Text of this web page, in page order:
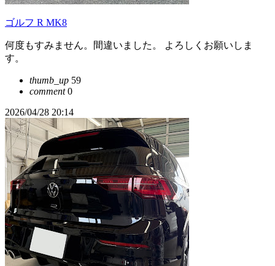
ゴルフ R MK8
何度もすみません。間違いました。 よろしくお願いしま
す。
thumb_up 59
comment0
2026/04/28 20:14